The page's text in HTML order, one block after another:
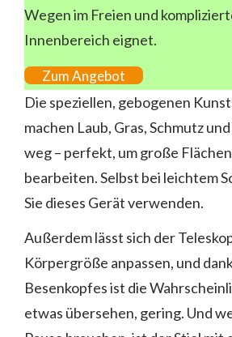
Wegen im Freien und
Innenbereich eignet.
Zum Angebot
Die speziellen, gebogenen
machen Laub, Gras, Schmutz
weg – perfekt, um große
bearbeiten. Selbst bei leichtem
Sie dieses Gerät verwenden.
Außerdem lässt sich der
Körpergröße anpassen, und
Besenkopfes ist die
etwas übersehen, gering. Und